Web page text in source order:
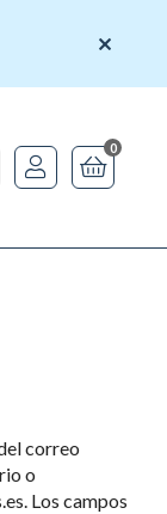
0
correo
o
. Los campos